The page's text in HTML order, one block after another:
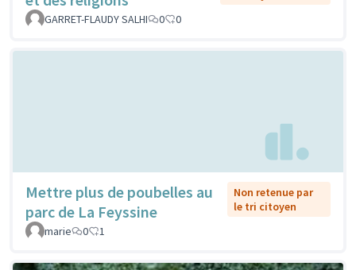
GARRET-FLAUDY SALHI
0 0
Mettre plus de poubelles au
parc de La Feyssine
Non retenue par
le tri citoyen
marie
0 1